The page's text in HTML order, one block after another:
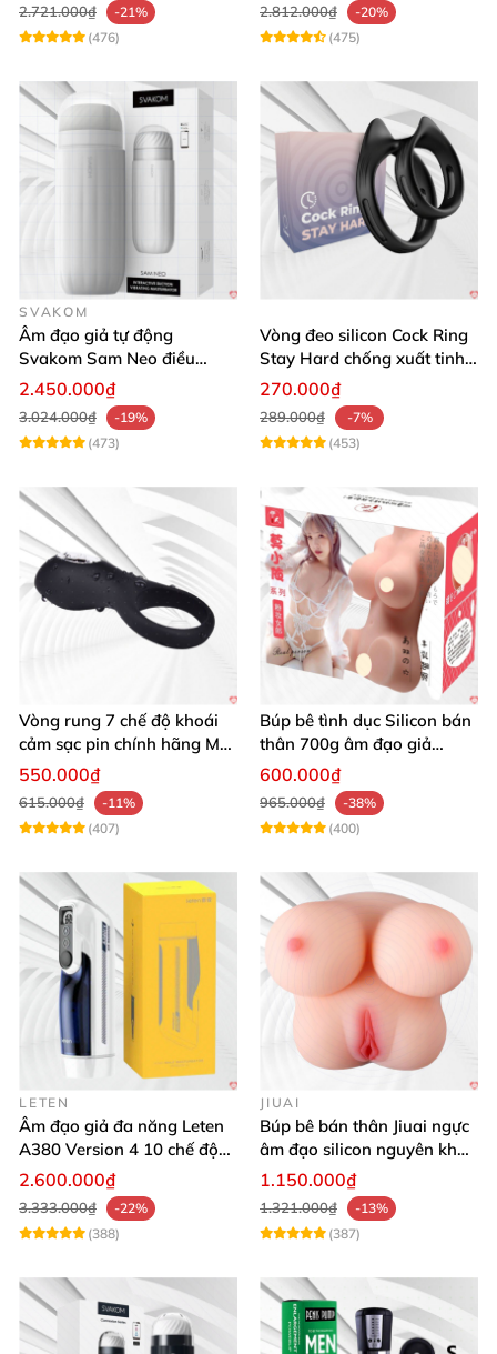
2.721.000₫
-21%
(476)
2.812.000₫
-20%
(475)
SVAKOM
Âm đạo giả tự động
Svakom Sam Neo điều
khiển app webcam cao cấp
2.450.000₫
3.024.000₫
-19%
(473)
Vòng đeo silicon Cock Ring
Stay Hard chống xuất tinh
sớm
270.000₫
289.000₫
-7%
(453)
Vòng rung 7 chế độ khoái
cảm sạc pin chính hãng Mỹ
cực phê
550.000₫
615.000₫
-11%
(407)
Búp bê tình dục Silicon bán
thân 700g âm đạo giả
nguyên khối giống thật
600.000₫
965.000₫
-38%
(400)
LETEN
Âm đạo giả đa năng Leten
A380 Version 4 10 chế độ
bú mút sục
2.600.000₫
3.333.000₫
-22%
(388)
JIUAI
Búp bê bán thân Jiuai ngực
âm đạo silicon nguyên khối
cao cấp
1.150.000₫
1.321.000₫
-13%
(387)